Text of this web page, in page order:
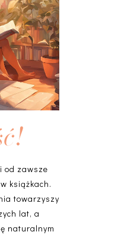
od zawsze
książkach.
towarzyszy
lat, a
naturalnym